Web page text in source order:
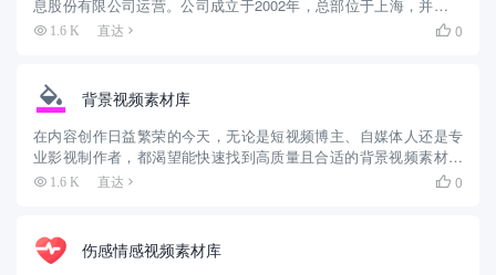
息股份有限公司运营。公司成立于2002年，总部位于上海，并在北
京和深圳设有办事机构。 下面这个表格能帮你快速了解梅花网的核
1.6 K 直达  0
背景视频素材库
在内容创作日益繁荣的今天，无论是短视频博主、自媒体人还是专
业影视制作者，都渴望能快速找到高质量且合适的背景视频素材。
在众多素材平台中，夕猫素材网凭借其精准的定位和对创作者需求
1.6 K 直达  0
伤感情感视频素材库